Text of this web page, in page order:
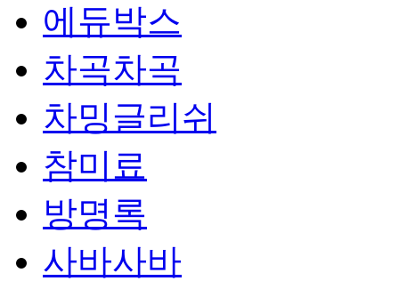
에듀박스
차곡차곡
차밍글리쉬
참미료
방명록
사바사바